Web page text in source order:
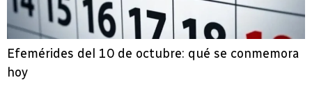
Efemérides del 10 de octubre: qué se conmemora
hoy